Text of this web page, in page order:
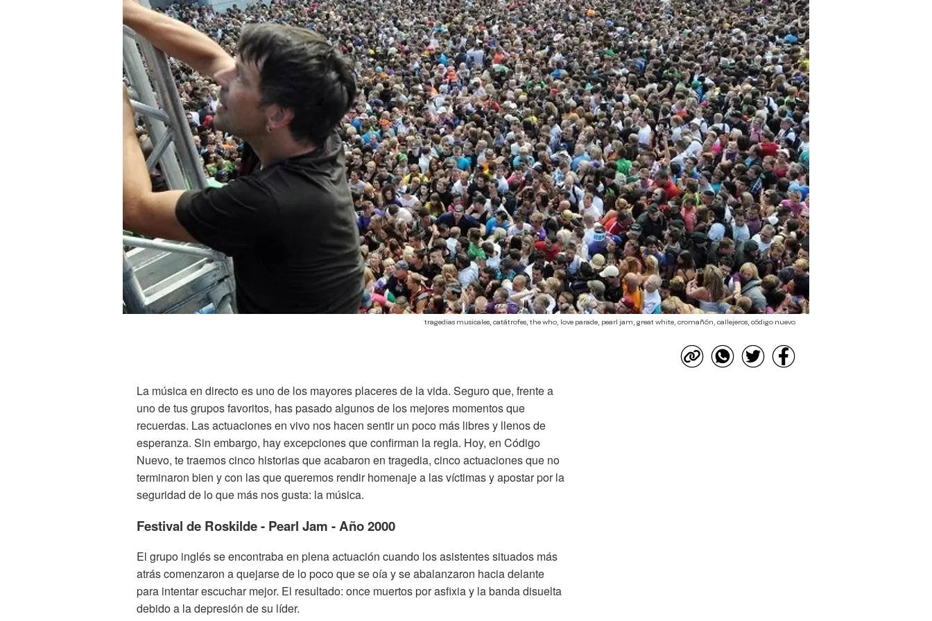
tragedias musicales, catátrofes, the who, love parade, pearl jam, great white, cromañón, callejeros, código nuevo
La música en directo es uno de los mayores placeres de la vida. Seguro que, frente a
uno de tus grupos favoritos, has pasado algunos de los mejores momentos que
recuerdas. Las actuaciones en vivo nos hacen sentir un poco más libres y llenos de
esperanza. Sin embargo, hay excepciones que confirman la regla. Hoy, en Código
Nuevo, te traemos cinco historias que acabaron en tragedia, cinco actuaciones que no
terminaron bien y con las que queremos rendir homenaje a las víctimas y apostar por la
seguridad de lo que más nos gusta: la música.
Festival de Roskilde - Pearl Jam - Año 2000
El grupo inglés se encontraba en plena actuación cuando los asistentes situados más
atrás comenzaron a quejarse de lo poco que se oía y se abalanzaron hacia delante
para intentar escuchar mejor. El resultado: once muertos por asfixia y la banda disuelta
debido a la depresión de su líder.